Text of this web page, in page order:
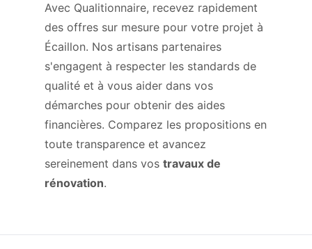
Avec Qualitionnaire, recevez rapidement
des offres sur mesure pour votre projet à
Écaillon. Nos artisans partenaires
s'engagent à respecter les standards de
qualité et à vous aider dans vos
démarches pour obtenir des aides
financières. Comparez les propositions en
toute transparence et avancez
sereinement dans vos travaux de
rénovation.